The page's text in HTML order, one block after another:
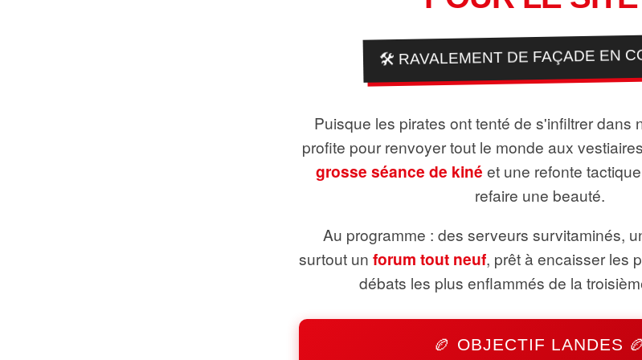
🛠️ RAVALEMENT DE FAÇADE EN
Puisque les pirates ont tenté de s'infiltrer dans
profite pour renvoyer tout le monde aux
grosse séance de kiné et une refonte
refaire une beauté.
Au programme : des serveurs survitaminés,
surtout un forum tout neuf, prêt à encaisser les
débats les plus enflammés de la
🏉 OBJECTIF LANDES 🏉